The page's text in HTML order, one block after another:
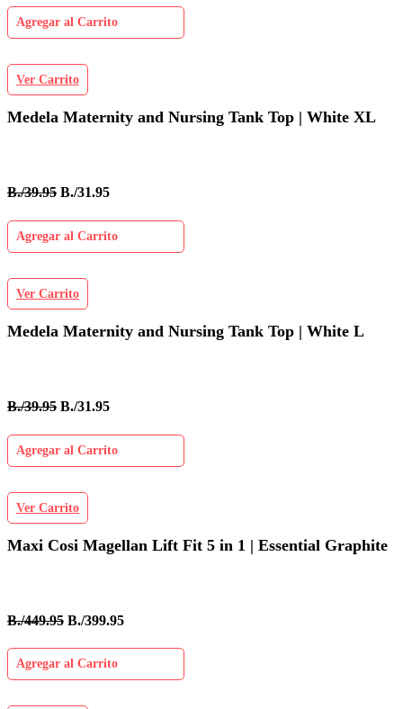
Agregar al Carrito
Ver Carrito
Medela Maternity and Nursing Tank Top | White XL
B./39.95 B./31.95
Agregar al Carrito
Ver Carrito
Medela Maternity and Nursing Tank Top | White L
B./39.95 B./31.95
Agregar al Carrito
Ver Carrito
Maxi Cosi Magellan Lift Fit 5 in 1 | Essential Graphite
B./449.95 B./399.95
Agregar al Carrito